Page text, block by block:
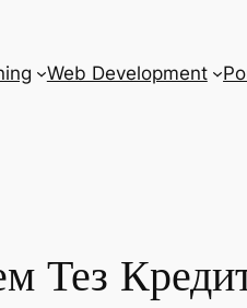
Web Development
Тез